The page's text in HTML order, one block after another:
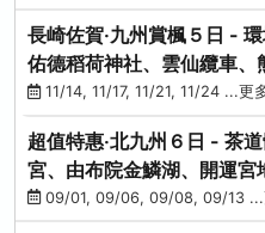
長崎佐賀‧九州賞楓５日 -
佑德稻荷神社、雲仙纜車、
滿宮、光明禪寺
11/14, 11/17, 11/21, 11/24 ...更
超值特惠‧北九州６日 - 茶
宮、由布院金鱗湖、開運
饌-台中出發
09/01, 09/06, 09/08, 09/13 ...